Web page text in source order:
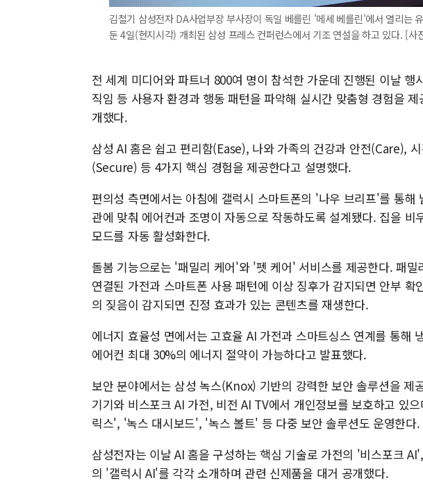
김철기 삼성전자 DA사업부장 부사장이 독일 베를린 '메세 베를린'에서 열리는
둔 4일(현지시각) 개최된 삼성 프레스 컨퍼런스에서 기조 연설을 하고 있다. [사
전 세계 미디어와 파트너 800여 명이 참석한 가운데 진행된 이날 행
직임 등 사용자 환경과 행동 패턴을 파악해 실시간 맞춤형 경험을
개했다.
삼성 AI 홈은 쉽고 편리함(Ease), 나와 가족의 건강과 안전(Care),
(Secure) 등 4가지 핵심 경험을 제공한다고 설명했다.
편의성 측면에서는 아침에 갤럭시 스마트폰의 '나우 브리프'를 통해
관에 맞춰 에어컨과 조명이 자동으로 작동하도록 설계됐다. 집을 비
모드를 자동 활성화한다.
돌봄 기능으로는 '패밀리 케어'와 '펫 케어' 서비스를 제공한다. 패
연결된 가전과 스마트폰 사용 패턴에 이상 징후가 감지되면 안부 확
의 짖음이 감지되면 진정 효과가 있는 콘텐츠를 재생한다.
에너지 효율성 면에서는 고효율 AI 가전과 스마트싱스 연계를 통해
에어컨 최대 30%의 에너지 절약이 가능하다고 발표했다.
보안 분야에서는 삼성 녹스(Knox) 기반의 강력한 보안 솔루션을 제
기기와 비스포크 AI 가전, 비전 AI TV에서 개인정보를 보호하고 있
릭스', '녹스 대시보드', '녹스 볼트' 등 다중 보안 솔루션도 운영한다.
삼성전자는 이날 AI 홈을 구성하는 핵심 기술로 가전의 '비스포크
의 '갤럭시 AI'를 각각 소개하며 관련 신제품을 대거 공개했다.